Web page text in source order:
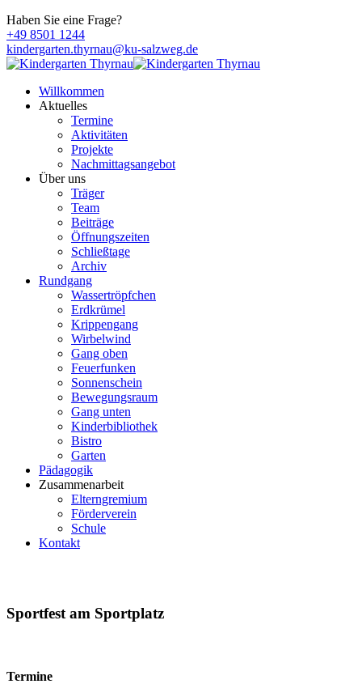
Haben Sie eine Frage?
+49 8501 1244
kindergarten.thyrnau@ku-salzweg.de
Willkommen
Aktuelles
Termine
Aktivitäten
Projekte
Nachmittagsangebot
Über uns
Träger
Team
Beiträge
Öffnungszeiten
Schließtage
Archiv
Rundgang
Wassertröpfchen
Erdkrümel
Krippengang
Wirbelwind
Gang oben
Feuerfunken
Sonnenschein
Bewegungsraum
Gang unten
Kinderbibliothek
Bistro
Garten
Pädagogik
Zusammenarbeit
Elterngremium
Förderverein
Schule
Kontakt
Sportfest am Sportplatz
Termine